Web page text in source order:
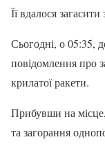
Її вдалося
Сьогодні, о 05:35,
повідомлення про
крилатої ракети.
Прибувши на
та загорання